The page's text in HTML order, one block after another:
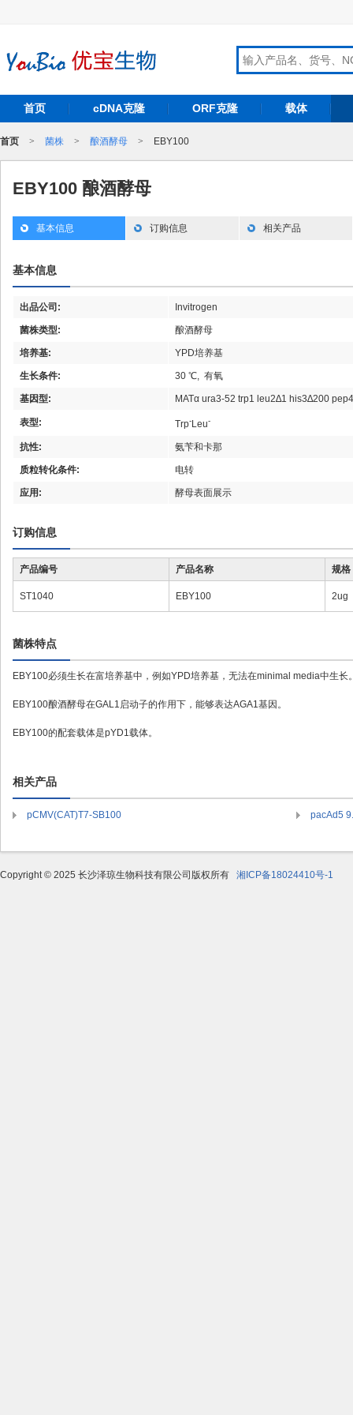
首页 cDNA克隆 ORF克隆 载体
首页 > 菌株 > 酿酒酵母 > EBY100
EBY100 酿酒酵母
基本信息 订购信息 相关产品
基本信息
出品公司: Invitrogen
菌株类型: 酿酒酵母
培养基: YPD培养基
生长条件: 30 ℃, 有氧
基因型: MATα ura3-52 trp1 leu2∆1 his3∆200
表型: Trp-Leu-
抗性: 氨苄和卡那
质粒转化条件: 电转
应用: 酵母表面展示
订购信息
产品编号 产品名称 规格
ST1040 EBY100 2ug
菌株特点
EBY100必须生长在富培养基中，例如YPD培养基，无法在minimal media中生长
EBY100酿酒酵母在GAL1启动子的作用下，能够表达AGA1基因。
EBY100的配套载体是pYD1载体。
相关产品
pCMV(CAT)T7-SB100 pacAd5
Copyright © 2025 长沙泽琼生物科技有限公司版权所有 湘ICP备18024410号-1